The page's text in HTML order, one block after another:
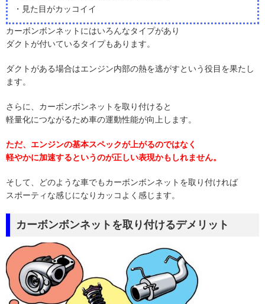
・見た目がカッコイイ
カーボンボンネットにはいろんなタイプがあり
ダクトが付いているタイプもあります。
ダクトがある場合はエンジン内部の熱を逃がすという役目を果たし
ます。
さらに、カーボンボンネットを取り付けると
軽量化につながるため車の運動性能が向上します。
ただ、エンジンの基本スペックが上がるのではなく
軽やかに加速するというのが正しい表現かもしれません。
そして、どのような車でもカーボンボンネットを取り付ければ
スポーティな感じになりカッコよく感じます。
カーボンボンネットを取り付けるデメリット